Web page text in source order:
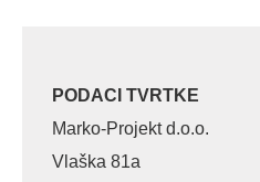
PODACI TVRTKE
Marko-Projekt d.o.o.
Vlaška 81a